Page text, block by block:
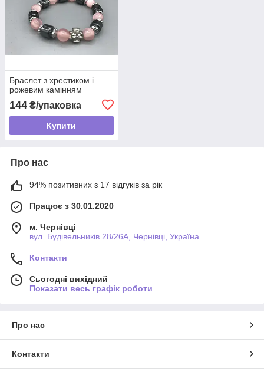
Браслет з хрестиком і
рожевим камінням
144 ₴/упаковка
Купити
Про нас
94% позитивних з 17 відгуків за рік
Працює з 30.01.2020
м. Чернівці
вул. Будівельників 28/26А, Чернівці, Україна
Контакти
Сьогодні вихідний
Показати весь графік роботи
Про нас
Контакти